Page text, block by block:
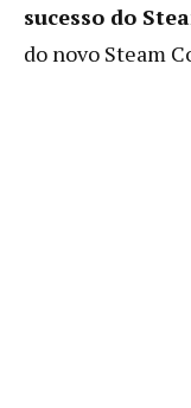
sucesso do
do novo Steam